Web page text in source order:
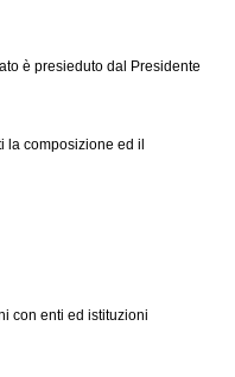
è presieduto dal Presidente
composizione ed il
con enti ed istituzioni